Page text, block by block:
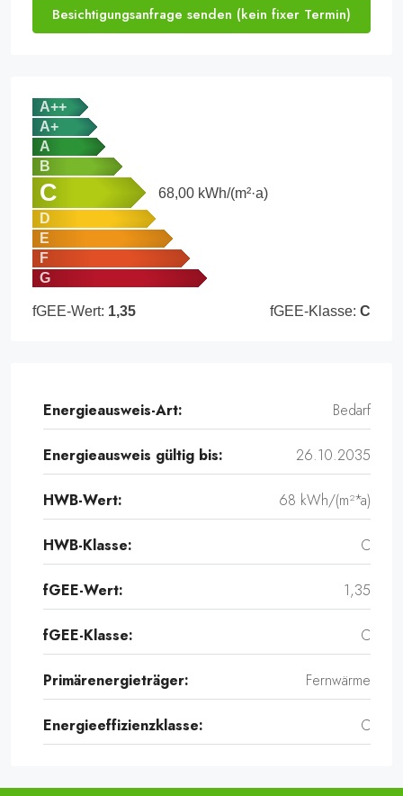
Besichtigungsanfrage senden (kein fixer Termin)
A++
A+
A
B
C 68,00 kWh/(m²·a)
D
E
F
G
fGEE-Wert: 1,35 fGEE-Klasse: C
Energieausweis-Art: Bedarf
Energieausweis gültig bis: 26.10.2035
HWB-Wert: 68 kWh/(m²*a)
HWB-Klasse: C
fGEE-Wert: 1,35
fGEE-Klasse: C
Primärenergieträger: Fernwärme
Energieeffizienzklasse: C